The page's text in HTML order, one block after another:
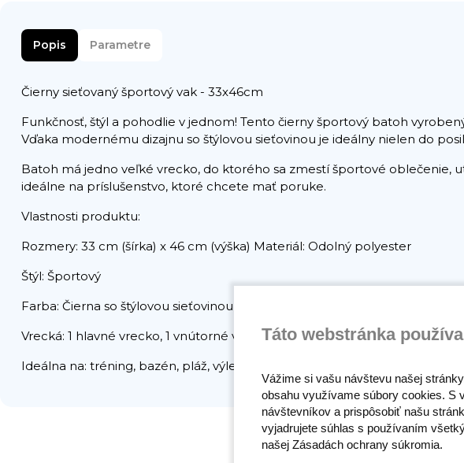
Popis Parametre
Čierny sieťovaný športový vak - 33x46cm
Funkčnosť, štýl a pohodlie v jednom! Tento čierny športový batoh
Vďaka modernému dizajnu so štýlovou sieťovinou je ideálny nielen do
Batoh má jedno veľké vrecko, do ktorého sa zmestí športové oblečenie,
ideálne na príslušenstvo, ktoré chcete mať poruke.
Vlastnosti produktu:
Rozmery: 33 cm (šírka) x 46 cm (výška) Materiál: Odolný polyester
Štýl: Športový
Farba: Čierna so štýlovou sieťovinou
Vrecká: 1 hlavné vrecko, 1 vnútorné vrecko, 1 bočné vrecko
Ideálna na: tréning, bazén, pláž, výlety a každodenné aktivity
Táto webstránka
Vážime si vašu návštevu našej
obsahu využívame súbory cookies. S
návštevníkov a prispôsobiť našu
vyjadrujete súhlas s používaním
našej Zásadách ochrany súkromia.